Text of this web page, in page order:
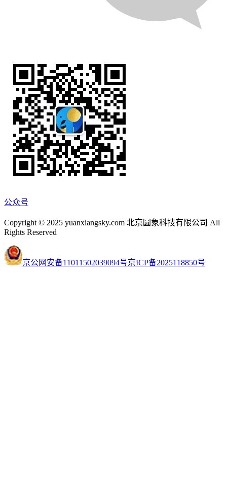
公众号
Copyright © 2025 yuanxiangsky.com 北京圆象科技有限公司 All
Rights Reserved
京公网安备11011502039094号京ICP备2025118850号